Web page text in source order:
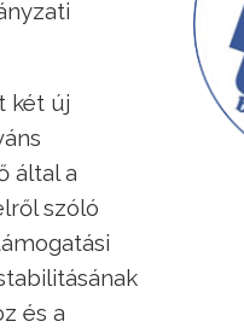
két új
által a
szóló
és a